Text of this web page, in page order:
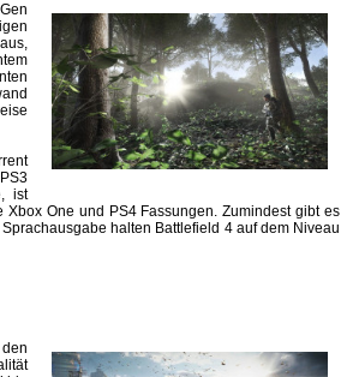
ist
One und PS4 Fassungen. Zumindest gibt es
halten Battlefield 4 auf dem Niveau